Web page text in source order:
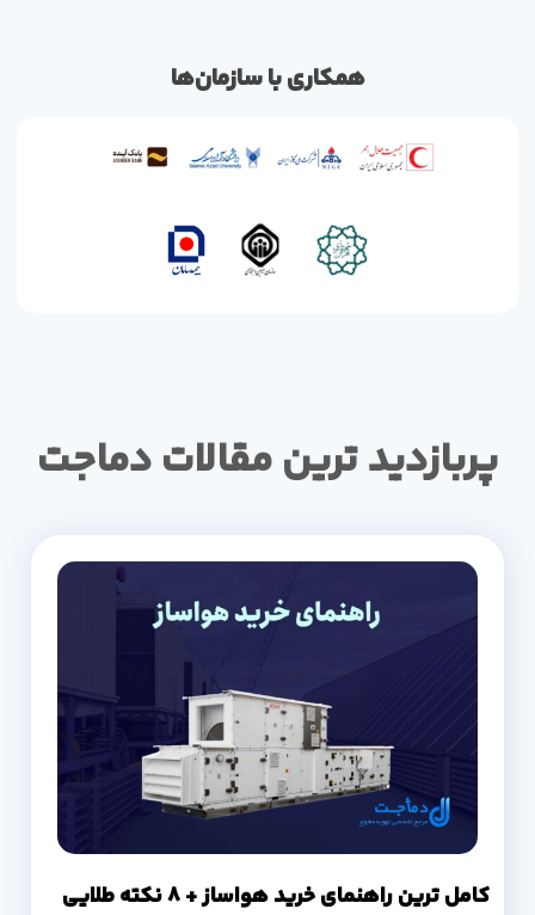
همکاری با سازمان‌ها
پربازدید ترین مقالات دماجت
کامل ترین راهنمای خرید هواساز + 8 نکته طلایی